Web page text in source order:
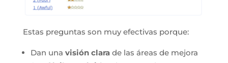
Estas preguntas son muy efectivas porque:
Dan una visión clarade las áreas de mejora